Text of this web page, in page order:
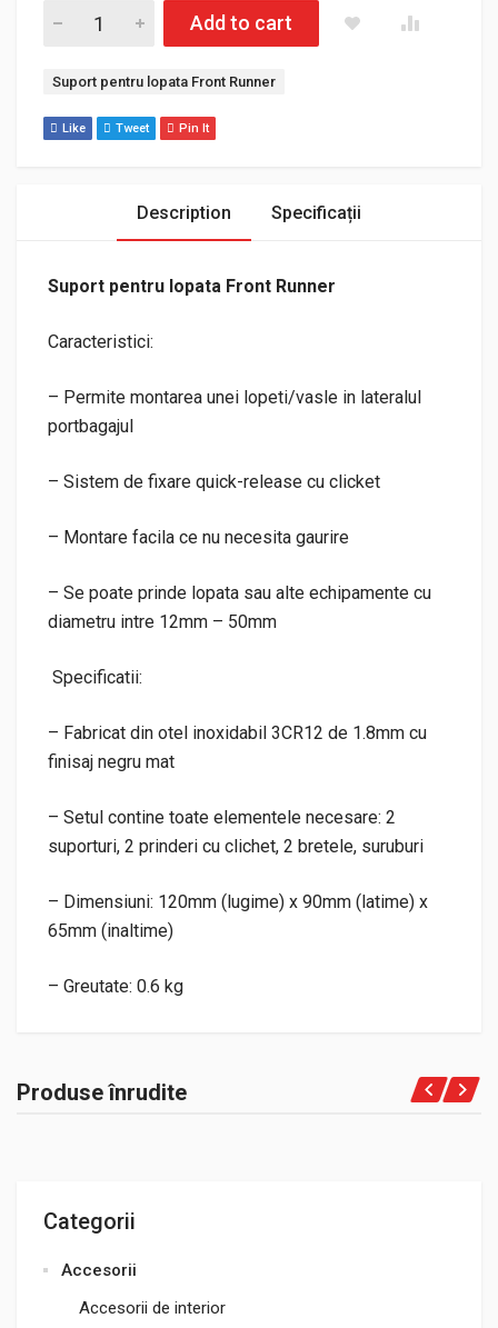
Categorii
Accesorii
Accesorii de interior
Cantitate Suport pentru lopata Front Runner
Add to cart
Etichetă:
Suport pentru lopata Front Runner
Like Tweet Pin It
Description Specificații
Suport pentru lopata Front Runner
Caracteristici:
– Permite montarea unei lopeti/vasle in lateralul
portbagajul
– Sistem de fixare quick-release cu clicket
– Montare facila ce nu necesita gaurire
– Se poate prinde lopata sau alte echipamente cu
diametru intre 12mm – 50mm
Specificatii:
– Fabricat din otel inoxidabil 3CR12 de 1.8mm cu
finisaj negru mat
– Setul contine toate elementele necesare: 2
suporturi, 2 prinderi cu clichet, 2 bretele, suruburi
– Dimensiuni: 120mm (lugime) x 90mm (latime) x
65mm (inaltime)
– Greutate: 0.6 kg
Produse înrudite